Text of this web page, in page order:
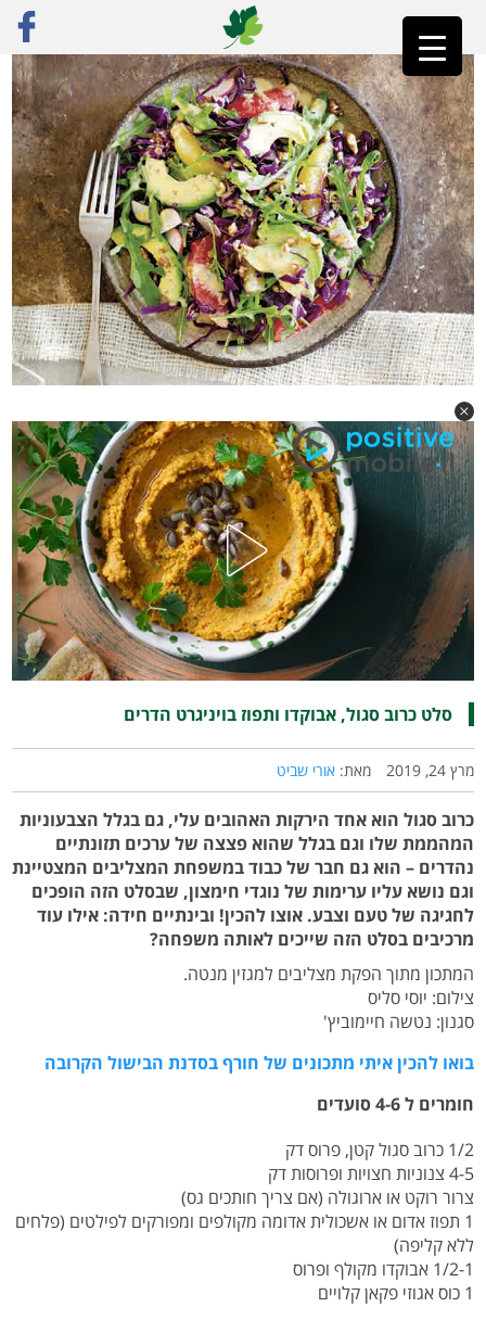
ראשי»פוסט נבחר סלט כרוב סגול, אבוקדו ותפוז בויניגרט הדרים
סלט כרוב סגול, אבוקדו ותפוז בויניגרט הדרים
מרץ 24, 2019 מאת: אורי שביט
כרוב סגול הוא אחד הירקות האהובים עלי, גם בגלל הצבעוניות
המהממת שלו וגם בגלל שהוא פצצה של ערכים תזונתיים
נהדרים – הוא גם חבר של כבוד במשפחת המצליבים המצטיינת
וגם נושא עליו ערימות של נוגדי חימצון, שבסלט הזה הופכים
לחגיגה של טעם וצבע. אוצו להכין! ובינתיים חידה: אילו עוד
מרכיבים בסלט הזה שייכים לאותה משפחה?
המתכון מתוך הפקת מצליבים למגזין מנטה.
צילום: יוסי סליס
סגנון: נטשה חיימוביץ'
בואו להכין איתי מתכונים של חורף בסדנת הבישול הקרובה
חומרים ל 4-6 סועדים
1/2 כרוב סגול קטן, פרוס דק
4-5 צנוניות חצויות ופרוסות דק
צרור רוקט או ארוגולה (אם צריך חותכים גס)
1 תפוז אדום או אשכולית אדומה מקולפים ומפורקים לפילטים (פלחים
ללא קליפה)
1/2-1 אבוקדו מקולף ופרוס
1 כוס אגוזי פקאן קלויים